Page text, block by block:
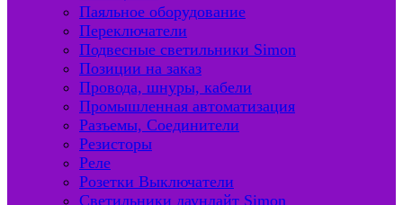
Паяльное оборудование
Переключатели
Подвесные светильники Simon
Позиции на заказ
Провода, шнуры, кабели
Промышленная автоматизация
Разъемы, Соединители
Резисторы
Реле
Розетки Выключатели
Светильники даунлайт Simon